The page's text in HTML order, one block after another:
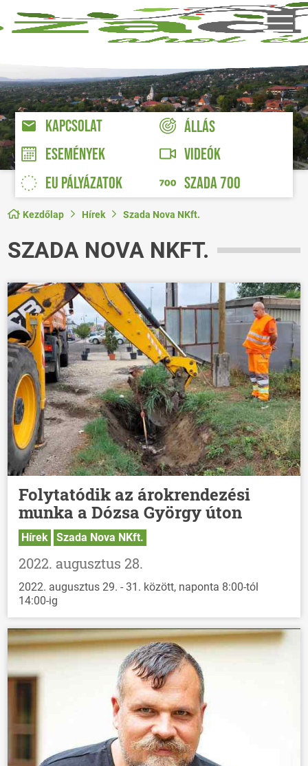
KAPCSOLAT
ÁLLÁS
ESEMÉNYEK
VIDEÓK
EU PÁLYÁZATOK
SZADA 700
Kezdőlap Hírek Szada Nova NKft.
SZADA NOVA NKFT.
Folytatódik az árokrendezési
munka a Dózsa György úton
Hírek Szada Nova NKft.
2022. augusztus 28.
2022. augusztus 29. - 31. között, naponta 8:00-tól
14:00-ig